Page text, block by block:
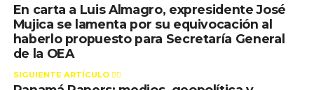
En carta a Luis Almagro, expresidente José
Mujica se lamenta por su equivocación al
haberlo propuesto para Secretaría General
de la OEA
SIGUIENTE ARTÍCULO 👈🏻